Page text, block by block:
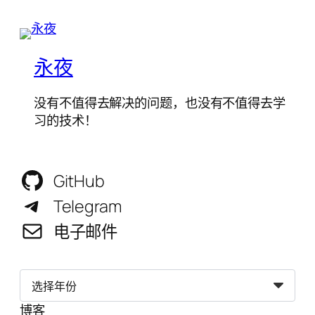
永夜
没有不值得去解决的问题，也没有不值得去学
习的技术！
GitHub
Telegram
电子邮件
归
博客